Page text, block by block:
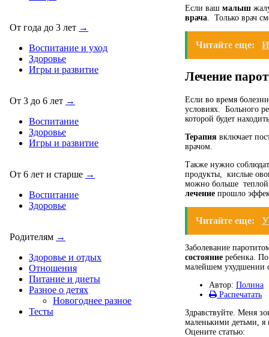
От года до 3 лет →
Воспитание и уход
Здоровье
Игры и развитие
От 3 до 6 лет →
Воспитание
Здоровье
Игры и развитие
От 6 лет и старше →
Воспитание
Здоровье
Родителям →
Здоровье и отдых
Отношения
Питание и диеты
Разное о детях
Новогоднее разное
Тесты
Если ваш малыш
врача. Только врач
Читайте еще:
Лечение
Если во время
условиях.
Больного
которой будет
Терапия включает
врачом.
Также нужно
продукты,
кислые
можно больше
лечение прошло
Читайте еще: У
Заболевание
состояние ребенка.
малейшем ухудшении
Автор: Полина
Распечатать
Здравствуйте. Меня
маленькими детьми, я
Оцените статью: